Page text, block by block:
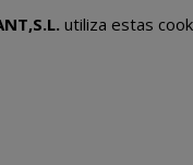
utiliza estas